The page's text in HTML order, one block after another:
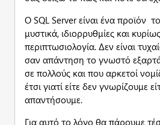
Ο SQL Server είναι ένα προϊόν
μυστικά, ιδιορρυθμίες και
περιπτωσιολογία. Δεν είναι
σαν απάντηση το γνωστό
σε πολλούς και που αρκετοί
έτσι γιατί είτε δεν γνωρίζουμε
απαντήσουμε.
Για αυτό το λόγο θα πάρουμε